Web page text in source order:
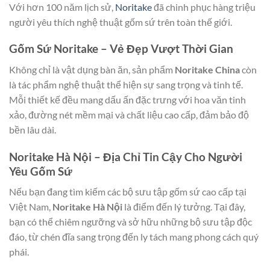
Với hơn 100 năm lịch sử, Noritakeđã chinh phục hàng triệu
người yêu thích nghệ thuật gốm sứ trên toàn thế giới.
Gốm Sứ Noritake – Vẻ Đẹp Vượt Thời Gian
Không chỉ là vật dụng bàn ăn, sản phẩm Noritake Chinacòn
là tác phẩm nghệ thuật thể hiện sự sang trọng và tinh tế.
Mỗi thiết kế đều mang dấu ấn đặc trưng với hoa văn tinh
xảo, đường nét mềm mại và chất liệu cao cấp, đảm bảo độ
bền lâu dài.
Noritake Hà Nội – Địa Chỉ Tin Cậy Cho Người
Yêu Gốm Sứ
Nếu bạn đang tìm kiếm các bộ sưu tập gốm sứ cao cấp tại
Việt Nam, Noritake Hà Nội là điểm đến lý tưởng. Tại đây,
bạn có thể chiêm ngưỡng và sở hữu những bộ sưu tập độc
đáo, từ chén đĩa sang trọng đến ly tách mang phong cách quý
phái.